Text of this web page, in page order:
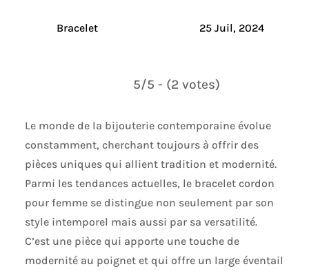
Bracelet 25 Juil, 2024
5/5 - (2 votes)
Le monde de la bijouterie contemporaine évolue
constamment, cherchant toujours à offrir des
pièces uniques qui allient tradition et modernité.
Parmi les tendances actuelles, le bracelet cordon
pour femme se distingue non seulement par son
style intemporel mais aussi par sa versatilité.
C’est une pièce qui apporte une touche de
modernité au poignet et qui offre un large éventail